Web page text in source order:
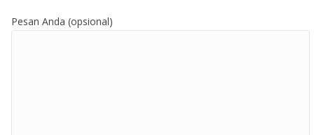
Pesan Anda (opsional)